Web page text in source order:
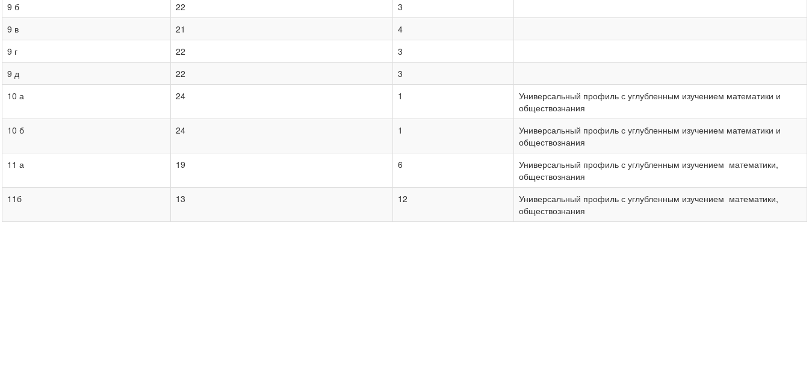
9 б
22
3
9 в
21
4
9 г
22
3
9 д
22
3
10 а
24 1
Универсальный профиль с углубленным изучением математики и
обществознания
10 б
24 1
Универсальный профиль с углубленным изучением математики и
обществознания
11 а
19 6
Универсальный профиль с углубленным изучением математики,
обществознания
11б
13 12
Универсальный профиль с углубленным изучением математики,
обществознания